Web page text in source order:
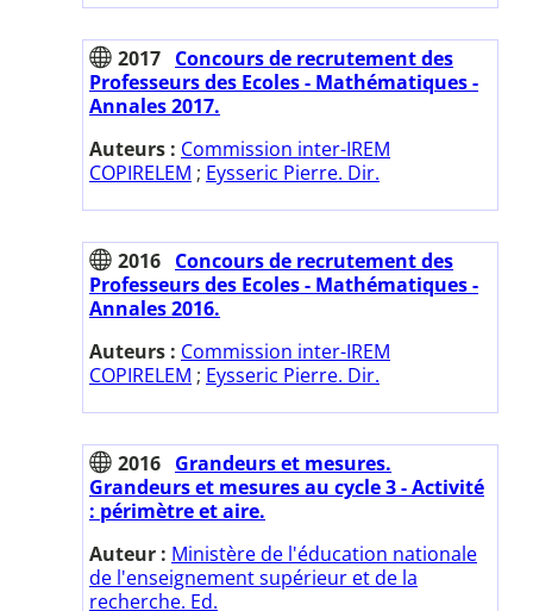
2017 Concours de recrutement des
Professeurs des Ecoles - Mathématiques -
Annales 2017.
Auteurs : Commission inter-IREM
COPIRELEM ; Eysseric Pierre. Dir.
2016 Concours de recrutement des
Professeurs des Ecoles - Mathématiques -
Annales 2016.
Auteurs : Commission inter-IREM
COPIRELEM ; Eysseric Pierre. Dir.
2016 Grandeurs et mesures.
Grandeurs et mesures au cycle 3 - Activité
: périmètre et aire.
Auteur : Ministère de l'éducation nationale
de l'enseignement supérieur et de la
recherche. Ed.